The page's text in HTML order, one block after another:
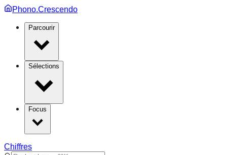
Phono.Crescendo
Parcourir
Sélections
Focus
Chiffres